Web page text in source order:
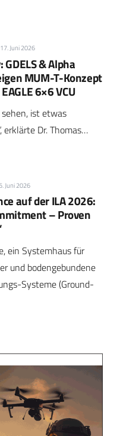
17. Juni 2026
& Alpha
MUM-T-Konzept
6×6 VCU
sehen, ist etwas
erklärte Dr. Thomas…
5. Juni 2026
auf der ILA 2026:
– Proven
ein Systemhaus für
und bodengebundene
Systeme (Ground-